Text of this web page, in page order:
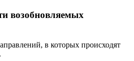
возобновляемых
в которых происходят